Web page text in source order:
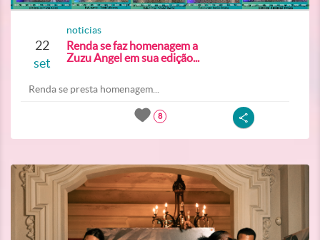
22
set
noticias
Renda se faz homenagem a
Zuzu Angel em sua edição...
Renda se presta homenagem...
8